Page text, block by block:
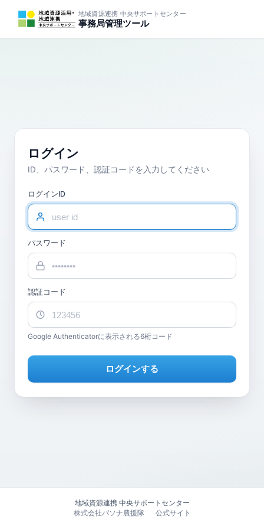
地域資源連携 中央サポートセンター
事務局管理ツール
ログイン
ID、パスワード、認証コードを入力してください
ログインID
パスワード
認証コード
Google Authenticatorに表示される6桁コード
ログインする
地域資源連携 中央サポートセンター
株式会社パソナ農援隊
公式サイト